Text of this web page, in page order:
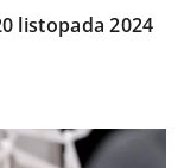
listopada 2024